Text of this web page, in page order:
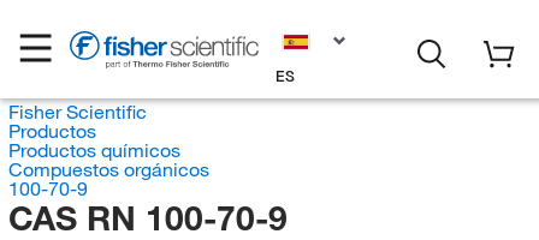
ES
Fisher Scientific
Productos
Productos químicos
Compuestos orgánicos
100-70-9
CAS RN 100-70-9